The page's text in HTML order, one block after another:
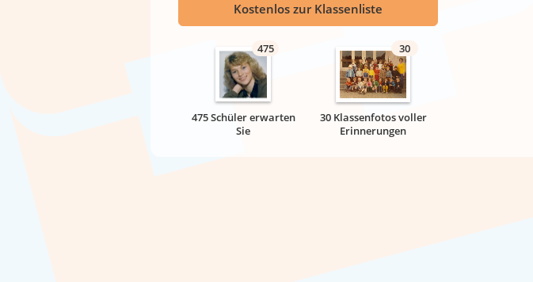
Kostenlos zur Klassenliste
475
475 Schüler erwarten
Sie
30
30 Klassenfotos voller
Erinnerungen